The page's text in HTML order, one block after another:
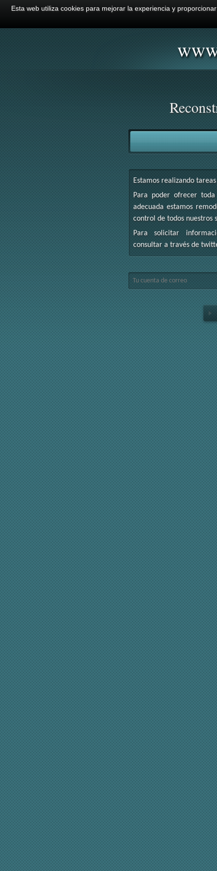
Estamos realizando
Para poder ofrecer
adecuada estamos
control de todos nuestros
Para solicitar
consultar a través de
Esta web utiliza cookies para mejorar la experiencia y